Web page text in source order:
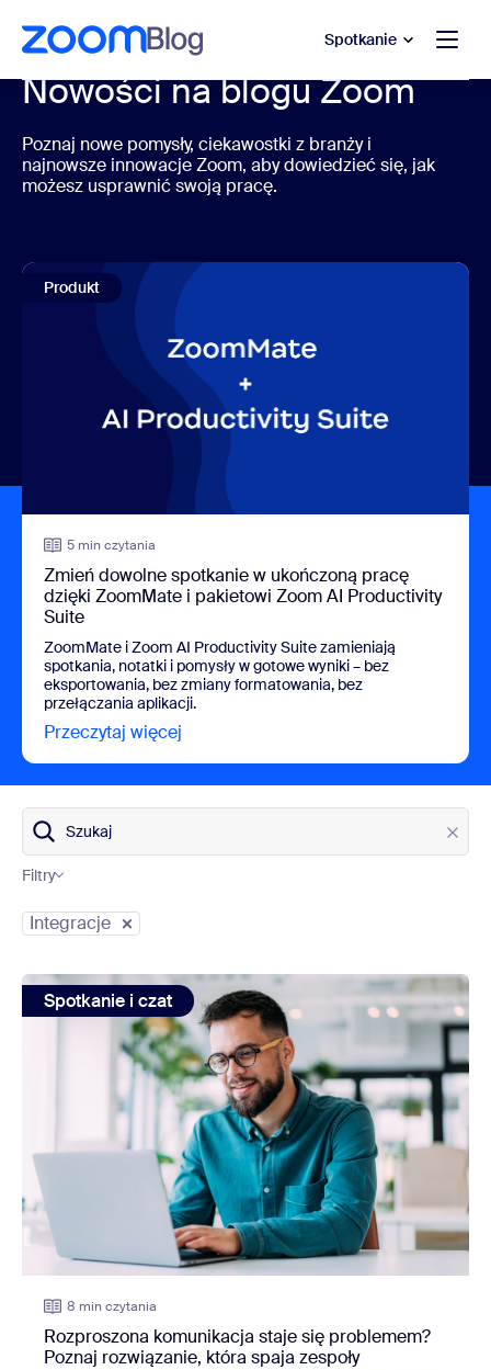
treści głównej
pomocy na czacie Spotkanie
Nowości na blogu Zoom
Poznaj nowe pomysły, ciekawostki z branży i
najnowsze innowacje Zoom, aby dowiedzieć się, jak
możesz usprawnić swoją pracę.
Produkt
5 min czytania
Zmień dowolne spotkanie w ukończoną pracę
dzięki ZoomMate i pakietowi Zoom AI Productivity
Suite
ZoomMate i Zoom AI Productivity Suite zamieniają
spotkania, notatki i pomysły w gotowe wyniki – bez
eksportowania, bez zmiany formatowania, bez
przełączania aplikacji.
Przeczytaj więcej
Szukaj
Filtry
Integracje
view: Rozproszona komunikacja staje się problemem?
Spotkanie i czat
8 min czytania
Rozproszona komunikacja staje się problemem?
Poznaj rozwiązanie, która spaja zespoły